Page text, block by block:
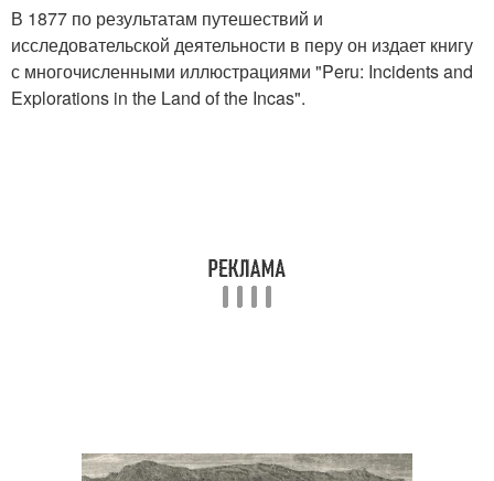
В 1877 по результатам путешествий и
исследовательской деятельности в перу он издает книгу
с многочисленными иллюстрациями "Peru: Incidents and
Explorations in the Land of the Incas".